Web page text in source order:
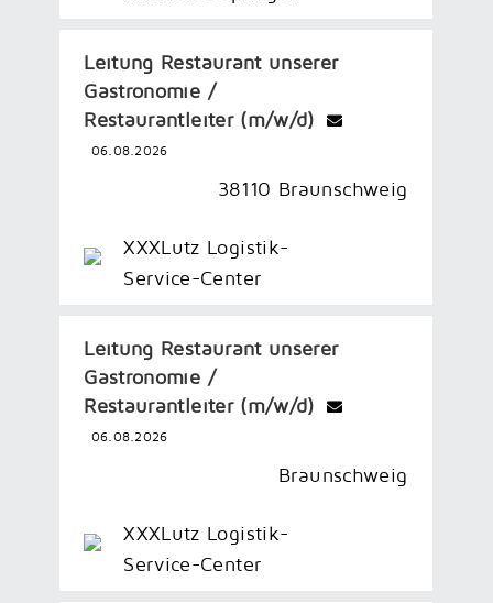
Leitung Restaurant unserer
Gastronomie /
Restaurantleiter (m/w/d)
06.08.2026
38110 Braunschweig
XXXLutz Logistik-
Service-Center
Leitung Restaurant unserer
Gastronomie /
Restaurantleiter (m/w/d)
06.08.2026
Braunschweig
XXXLutz Logistik-
Service-Center